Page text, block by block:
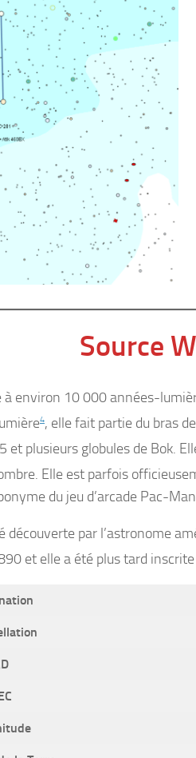
Source
environ 10 000 années-
4, elle fait partie du bras
et plusieurs globules de Bok.
Elle est parfois
du jeu d’arcade Pac-
découverte par l’astronome
et elle a été plus tard inscrite